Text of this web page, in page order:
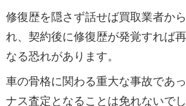
修復歴を隠さず話せば買取業者か
れ、契約後に修復歴が発覚すれば
なる恐れがあります。
車の骨格に関わる重大な事故であ
ナス査定となることは免れないで